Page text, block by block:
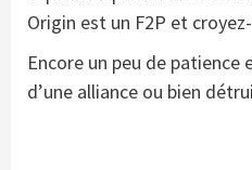
Origin est un F2P et
Encore un peu de
d’une alliance ou bien